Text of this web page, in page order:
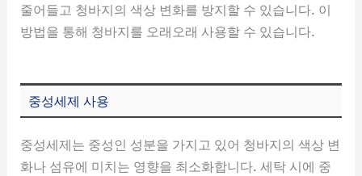
줄어들고 청바지의 색상 변화를 방지할 수 있습니다. 이
방법을 통해 청바지를 오래오래 사용할 수 있습니다.
중성세제 사용
중성세제는 중성인 성분을 가지고 있어 청바지의 색상 변
화나 섬유에 미치는 영향을 최소화합니다. 세탁 시에 중